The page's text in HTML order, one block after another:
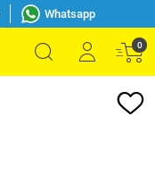
Whatsapp
0